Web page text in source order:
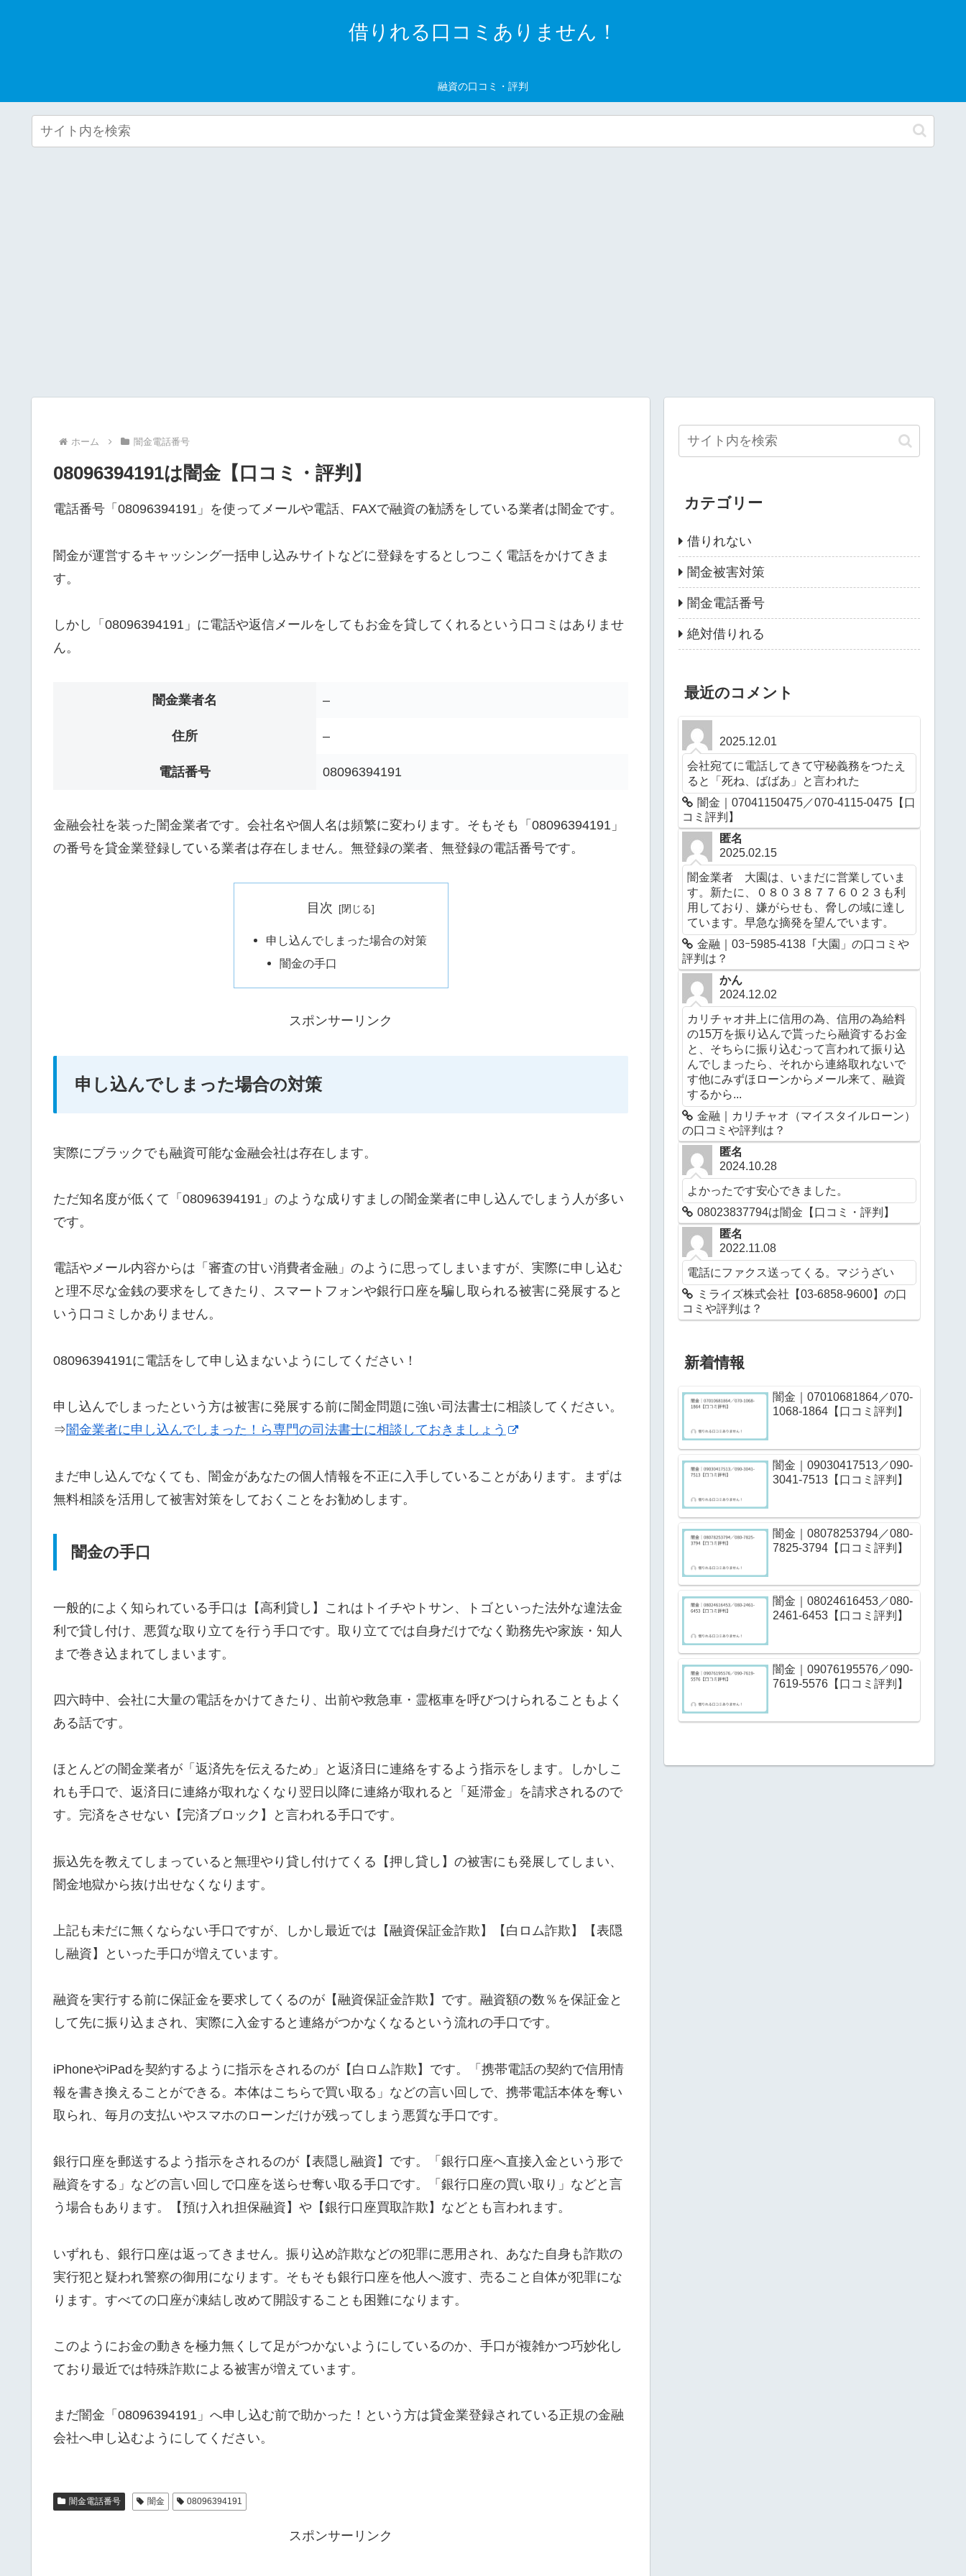
借りれる口コミありません！
融資の口コミ・評判
ホーム 闇金電話番号
08096394191は闇金【口コミ・評判】
電話番号「08096394191」を使ってメールや電話、FAXで融資の勧誘をしている業者は闇金です。
闇金が運営するキャッシング一括申し込みサイトなどに登録をするとしつこく電話をかけてきま
す。
しかし「08096394191」に電話や返信メールをしてもお金を貸してくれるという口コミはありませ
ん。
闇金業者名 –
住所 –
電話番号 08096394191
金融会社を装った闇金業者です。会社名や個人名は頻繁に変わります。そもそも「08096394191」
の番号を貸金業登録している業者は存在しません。無登録の業者、無登録の電話番号です。
目次
申し込んでしまった場合の対策
闇金の手口
スポンサーリンク
申し込んでしまった場合の対策
実際にブラックでも融資可能な金融会社は存在します。
ただ知名度が低くて「08096394191」のような成りすましの闇金業者に申し込んでしまう人が多い
です。
電話やメール内容からは「審査の甘い消費者金融」のように思ってしまいますが、実際に申し込む
と理不尽な金銭の要求をしてきたり、スマートフォンや銀行口座を騙し取られる被害に発展すると
いう口コミしかありません。
08096394191に電話をして申し込まないようにしてください！
申し込んでしまったという方は被害に発展する前に闇金問題に強い司法書士に相談してください。
⇒闇金業者に申し込んでしまった！ら専門の司法書士に相談しておきましょう
まだ申し込んでなくても、闇金があなたの個人情報を不正に入手していることがあります。まずは
無料相談を活用して被害対策をしておくことをお勧めします。
闇金の手口
一般的によく知られている手口は【高利貸し】これはトイチやトサン、トゴといった法外な違法金
利で貸し付け、悪質な取り立てを行う手口です。取り立てでは自身だけでなく勤務先や家族・知人
まで巻き込まれてしまいます。
四六時中、会社に大量の電話をかけてきたり、出前や救急車・霊柩車を呼びつけられることもよく
ある話です。
ほとんどの闇金業者が「返済先を伝えるため」と返済日に連絡をするよう指示をします。しかしこ
れも手口で、返済日に連絡が取れなくなり翌日以降に連絡が取れると「延滞金」を請求されるので
す。完済をさせない【完済ブロック】と言われる手口です。
振込先を教えてしまっていると無理やり貸し付けてくる【押し貸し】の被害にも発展してしまい、
闇金地獄から抜け出せなくなります。
上記も未だに無くならない手口ですが、しかし最近では【融資保証金詐欺】【白ロム詐欺】【表隠
し融資】といった手口が増えています。
融資を実行する前に保証金を要求してくるのが【融資保証金詐欺】です。融資額の数％を保証金と
して先に振り込まされ、実際に入金すると連絡がつかなくなるという流れの手口です。
iPhoneやiPadを契約するように指示をされるのが【白ロム詐欺】です。「携帯電話の契約で信用情
報を書き換えることができる。本体はこちらで買い取る」などの言い回しで、携帯電話本体を奪い
取られ、毎月の支払いやスマホのローンだけが残ってしまう悪質な手口です。
銀行口座を郵送するよう指示をされるのが【表隠し融資】です。「銀行口座へ直接入金という形で
融資をする」などの言い回しで口座を送らせ奪い取る手口です。「銀行口座の買い取り」などと言
う場合もあります。【預け入れ担保融資】や【銀行口座買取詐欺】などとも言われます。
いずれも、銀行口座は返ってきません。振り込め詐欺などの犯罪に悪用され、あなた自身も詐欺の
実行犯と疑われ警察の御用になります。そもそも銀行口座を他人へ渡す、売ること自体が犯罪にな
ります。すべての口座が凍結し改めて開設することも困難になります。
このようにお金の動きを極力無くして足がつかないようにしているのか、手口が複雑かつ巧妙化し
ており最近では特殊詐欺による被害が増えています。
まだ闇金「08096394191」へ申し込む前で助かった！という方は貸金業登録されている正規の金融
会社へ申し込むようにしてください。
闇金電話番号 闇金 08096394191
スポンサーリンク
カテゴリー
借りれない
闇金被害対策
闇金電話番号
絶対借りれる
最近のコメント
2025.12.01
会社宛てに電話してきて守秘義務をつたえ
ると「死ね、ばばあ」と言われた
闇金｜07041150475／070-4115-0475【口
コミ評判】
匿名
2025.02.15
闇金業者 大園は、いまだに営業していま
す。新たに、０８０３８７７６０２３も利
用しており、嫌がらせも、脅しの域に達し
ています。早急な摘発を望んでいます。
金融｜03ｰ5985-4138「大園」の口コミや
評判は？
かん
2024.12.02
カリチャオ井上に信用の為、信用の為給料
の15万を振り込んで貰ったら融資するお金
と、そちらに振り込むって言われて振り込
んでしまったら、それから連絡取れないで
す他にみずほローンからメール来て、融資
するから...
金融｜カリチャオ（マイスタイルローン）
の口コミや評判は？
匿名
2024.10.28
よかったです安心できました。
08023837794は闇金【口コミ・評判】
匿名
2022.11.08
電話にファクス送ってくる。マジうざい
ミライズ株式会社【03-6858-9600】の口
コミや評判は？
新着情報
闇金｜07010681864／070-
1068-1864【口コミ評判】
闇金｜09030417513／090-
3041-7513【口コミ評判】
闇金｜08078253794／080-
7825-3794【口コミ評判】
闇金｜08024616453／080-
2461-6453【口コミ評判】
闇金｜09076195576／090-
7619-5576【口コミ評判】